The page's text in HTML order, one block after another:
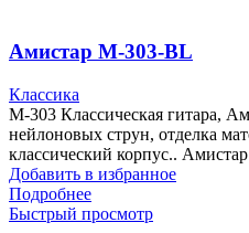
Амистар M-303-BL
Классика
M-303 Классическая гитара,
нейлоновых струн, отделка
классический корпус..
Добавить в избранное
Подробнее
Быстрый просмотр